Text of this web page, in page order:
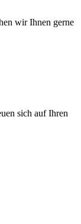
wir Ihnen gerne
sich auf Ihren